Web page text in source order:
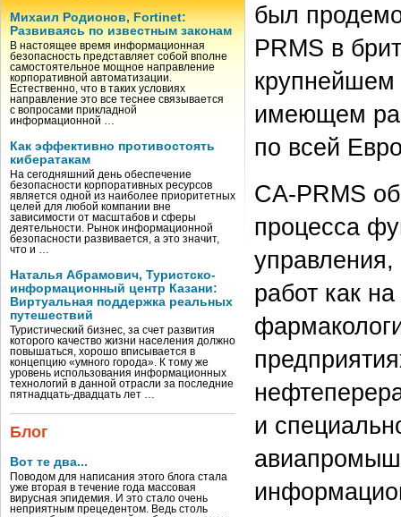
Михаил Родионов, Fortinet:
Развиваясь по известным законам
В настоящее время информационная
безопасность представляет собой вполне
самостоятельное мощное направление
корпоративной автоматизации.
Естественно, что в таких условиях
направление это все теснее связывается
с вопросами прикладной
информационной …
Как эффективно противостоять
кибератакам
На сегодняшний день обеспечение
безопасности корпоративных ресурсов
является одной из наиболее приоритетных
целей для любой компании вне
зависимости от масштабов и сферы
деятельности. Рынок информационной
безопасности развивается, а это значит,
что и …
Наталья Абрамович, Туристско-
информационный центр Казани:
Виртуальная поддержка реальных
путешествий
Туристический бизнес, за счет развития
которого качество жизни населения должно
повышаться, хорошо вписывается в
концепцию «умного города». К тому же
уровень использования информационных
технологий в данной отрасли за последние
пятнадцать-двадцать лет …
Блог
Вот те два...
Поводом для написания этого блога стала
уже вторая в течение года массовая
вирусная эпидемия. И это стало очень
неприятным прецедентом. Ведь столь
был
PRMS в
крупнейшем
имеющем
по всей
CA-PRMS
процесса
работ как
и